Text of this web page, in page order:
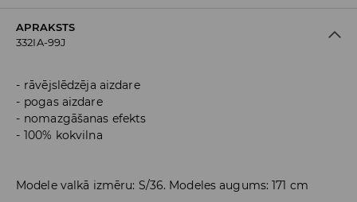
APRAKSTS
332IA-99J
rāvējslēdzēja aizdare
pogas aizdare
nomazgāšanas efekts
100% kokvilna
Modele valkā izmēru: S/36. Modeles augums: 171 cm